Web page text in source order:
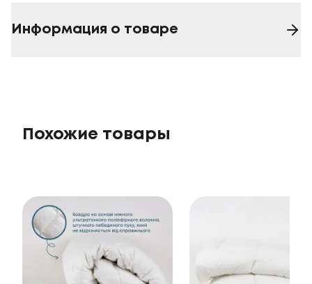
Информация о товаре
Похожие товары